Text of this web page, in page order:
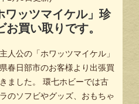
ワッツマイケル」珍
買い取りです。
人公の「ホワッツマイケル」
春日部市のお客様より出張買
ました。 環七ホビーでは古
のソフビやグッズ、おもちゃ